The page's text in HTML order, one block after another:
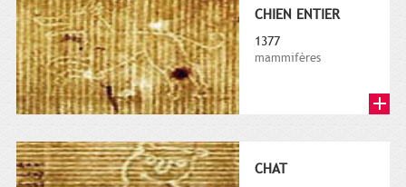
CHIEN ENTIER
1377
mammifères
CHAT